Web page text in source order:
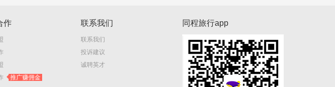
作
推广赚佣金
联系我们
联系我们
投诉建议
诚聘英才
同程旅行app